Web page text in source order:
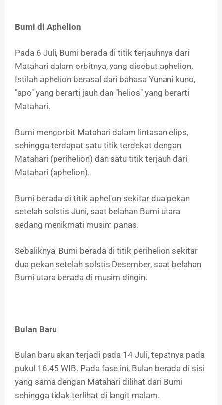
Bumi di Aphelion
Pada 6 Juli, Bumi berada di titik terjauhnya dari
Matahari dalam orbitnya, yang disebut aphelion.
Istilah aphelion berasal dari bahasa Yunani kuno,
"apo" yang berarti jauh dan "helios" yang berarti
Matahari.
Bumi mengorbit Matahari dalam lintasan elips,
sehingga terdapat satu titik terdekat dengan
Matahari (perihelion) dan satu titik terjauh dari
Matahari (aphelion).
Bumi berada di titik aphelion sekitar dua pekan
setelah solstis Juni, saat belahan Bumi utara
sedang menikmati musim panas.
Sebaliknya, Bumi berada di titik perihelion sekitar
dua pekan setelah solstis Desember, saat belahan
Bumi utara berada di musim dingin.
Bulan Baru
Bulan baru akan terjadi pada 14 Juli, tepatnya pada
pukul 16.45 WIB. Pada fase ini, Bulan berada di sisi
yang sama dengan Matahari dilihat dari Bumi
sehingga tidak terlihat di langit malam.